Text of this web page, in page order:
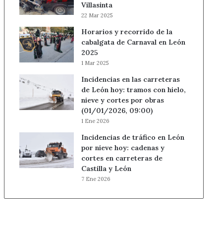
Villasinta
22 Mar 2025
Horarios y recorrido de la
cabalgata de Carnaval en León
2025
1 Mar 2025
Incidencias en las carreteras
de León hoy: tramos con hielo,
nieve y cortes por obras
(01/01/2026, 09:00)
1 Ene 2026
Incidencias de tráfico en León
por nieve hoy: cadenas y
cortes en carreteras de
Castilla y León
7 Ene 2026